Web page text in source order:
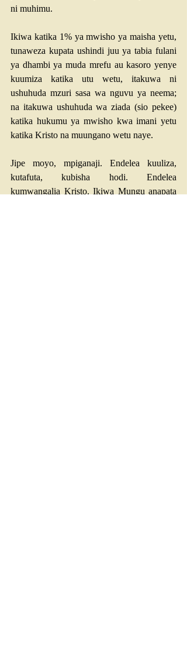
ni muhimu.
Ikiwa katika 1% ya mwisho ya maisha yetu,
tunaweza kupata ushindi juu ya tabia fulani
ya dhambi ya muda mrefu au kasoro yenye
kuumiza katika utu wetu, itakuwa ni
ushuhuda mzuri sasa wa nguvu ya neema;
na itakuwa ushuhuda wa ziada (sio pekee)
katika hukumu ya mwisho kwa imani yetu
katika Kristo na muungano wetu naye.
Jipe moyo, mpiganaji. Endelea kuuliza,
kutafuta, kubisha hodi. Endelea
kumwangalia Kristo. Ikiwa Mungu anapata